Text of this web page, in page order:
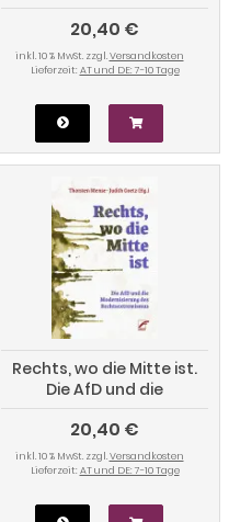
linker Codes, Symbole und
Aktionsformen
20,40 €
inkl. 10 % MwSt. zzgl.Versandkosten
Lieferzeit: AT und DE: 7-10 Tage
Rechts, wo die Mitte ist.
Die AfD und die
Modernisierung des
Rechtsextremismus
20,40 €
inkl. 10 % MwSt. zzgl.Versandkosten
Lieferzeit: AT und DE: 7-10 Tage